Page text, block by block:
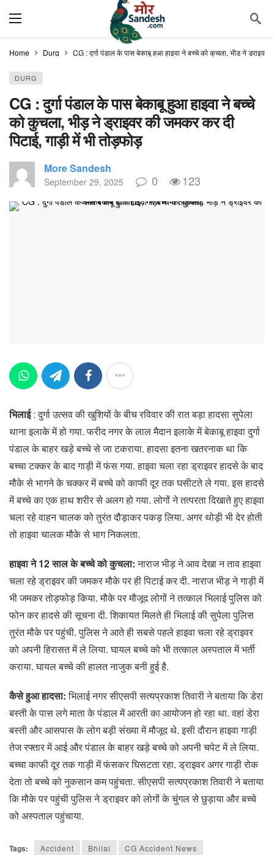
Home Durg CG : दुर्गा पंडाल के पास बेकाबू हुआ हाइवा ने बच्चे को कुचला, भीड़ ने ड्राइवर
DURG
CG : दुर्गा पंडाल के पास बेकाबू हुआ हाइवा ने बच्चे
को कुचला, भीड़ ने ड्राइवर की जमकर कर दी
पिटाई, गाड़ी में भी तोड़फोड़
More Sandesh
September 29, 2025 0 123
भिलाई: दुर्गा उत्सव की खुशियों के बीच रविवार की रात बड़ा हादसा सुपेला
थाना इलाके में हो गया. फरीद नगर के लाल मैदान इलाके में बेकाबू हाइवा दुर्गा
पंडाल के बाहर खड़े बच्चे से जा टकराया. हादसा इतना खतरनाक था कि
बच्चा टक्कर के बाद गाड़ी में फंस गया. हाइवा चला रहा ड्राइवर हादसे के बाद
मौके से भागने के चक्कर में बच्चे को काफी दूर तक घसीटते ले गया. इस हादसे
में बच्चे का एक हाथ शरीर से अलग हो गया. लोगों ने तत्परता दिखाते हुए हाइवा
चला रहे वाहन चालक को तुरंत दौड़ाकर पकड़ लिया. अगर थोड़ी भी देर होती
तो हाइवा चालक मौके से भाग निकलता.
हाइवा ने 12 साल के बच्चे को कुचला:नाराज भीड़ ने आव देखा न ताव हाइवा
चला रहे ड्राइवर की जमकर मौके पर ही पिटाई कर दी. नाराज भीड़ ने गाड़ी में
भी जमकर तोड़फोड़ किया. मौके पर मौजूद लोगों ने तत्काल भिलाई पुलिस को
फोन कर हादसे की सूचना दी. शिकायत मिलते ही भिलाई की सुपेला पुलिस
तुरंत मौके पर पहुंची. पुलिस ने आते ही सबसे पहले हाइवा चला रहे ड्राइवर
को अपनी हिरासत में ले लिया. घायल बच्चे को भी तत्काल अस्पताल में भर्ती
कराया. घायल बच्चे की हालत नाजुक बनी हुई है.
कैसे हुआ हादसा:भिलाई नगर सीएसपी सत्यप्रकाश तिवारी ने बताया कि डेरा
बस्ती के पास लगे माता के पंडाल में आरती का आयोजन हो रहा था. वहां डेरा
बस्ती और आसपास के लोग बड़ी संख्या में मौजूद थे. इसी दौरान हाइवा गाड़ी
तेज रफ्तार में आई और पंडाल के बाहर खड़े बच्चे को अपनी चपेट में ले लिया.
बच्चा काफी दूर तक गाड़ी में फंसकर घिसटता रहा. ड्राइवर अगर गाड़ी रोक
देता तो बच्चे को नुकसान कम पहुंचता. सीएसपी सत्यप्रकाश तिवारी ने बताया
कि मौके पर पहुंची पुलिस ने ड्राइवर को लोगों के चुंगल से छुड़ाया और बच्चे
को अस्पताल पहुंचाया.
Tags: Accident Bhilai
CG Accident News